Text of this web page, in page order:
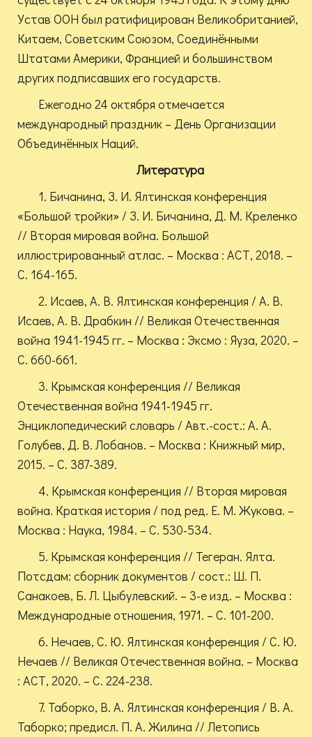
Устав ООН был ратифицирован Великобританией,
Китаем, Советским Союзом, Соединёнными
Штатами Америки, Францией и большинством
других подписавших его государств.
Ежегодно 24 октября отмечается
международный праздник – День Организации
Объединённых Наций.
Литература
1. Бичанина, З. И. Ялтинская конференция
«Большой тройки» / З. И. Бичанина, Д. М. Креленко
// Вторая мировая война. Большой
иллюстрированный атлас. – Москва : АСТ, 2018. –
С. 164-165.
2. Исаев, А. В. Ялтинская конференция / А. В.
Исаев, А. В. Драбкин // Великая Отечественная
война 1941-1945 гг. – Москва : Эксмо : Яуза, 2020. –
С. 660-661.
3. Крымская конференция // Великая
Отечественная война 1941-1945 гг.
Энциклопедический словарь / Авт.-сост.: А. А.
Голубев, Д. В. Лобанов. – Москва : Книжный мир,
2015. – С. 387-389.
4. Крымская конференция // Вторая мировая
война. Краткая история / под ред. Е. М. Жукова. –
Москва : Наука, 1984. – С. 530-534.
5. Крымская конференция // Тегеран. Ялта.
Потсдам: сборник документов / сост.: Ш. П.
Санакоев, Б. Л. Цыбулевский. – 3-е изд. – Москва :
Международные отношения, 1971. – С. 101-200.
6. Нечаев, С. Ю. Ялтинская конференция / С. Ю.
Нечаев // Великая Отечественная война. – Москва
: АСТ, 2020. – С. 224-238.
7. Таборко, В. А. Ялтинская конференция / В. А.
Таборко; предисл. П. А. Жилина // Летопись